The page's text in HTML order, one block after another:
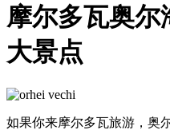
摩尔多瓦奥尔
大景点
如果你来摩尔多瓦旅游，奥